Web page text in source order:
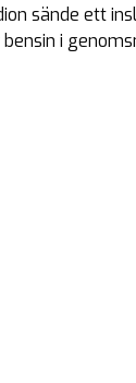
sände ett
i